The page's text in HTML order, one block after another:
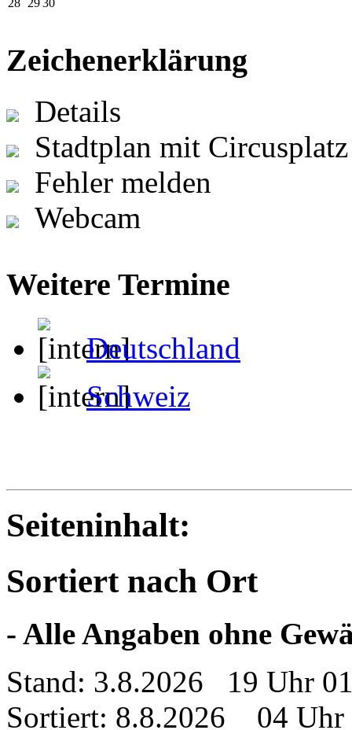
Zeichenerklärung
Details
Stadtplan mit Circusplatz
Fehler melden
Webcam
Weitere Termine
Deutschland
Schweiz
Seiteninhalt:
Sortiert nach Ort
- Alle Angaben ohne
Stand: 3.8.2026 19 Uhr
Sortiert: 8.8.2026 04 Uhr